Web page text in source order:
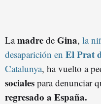
Lamadre de Gina, la
desaparición en El Prat
Catalunya, ha vuelto a
sociales para denunciar
regresado a España.